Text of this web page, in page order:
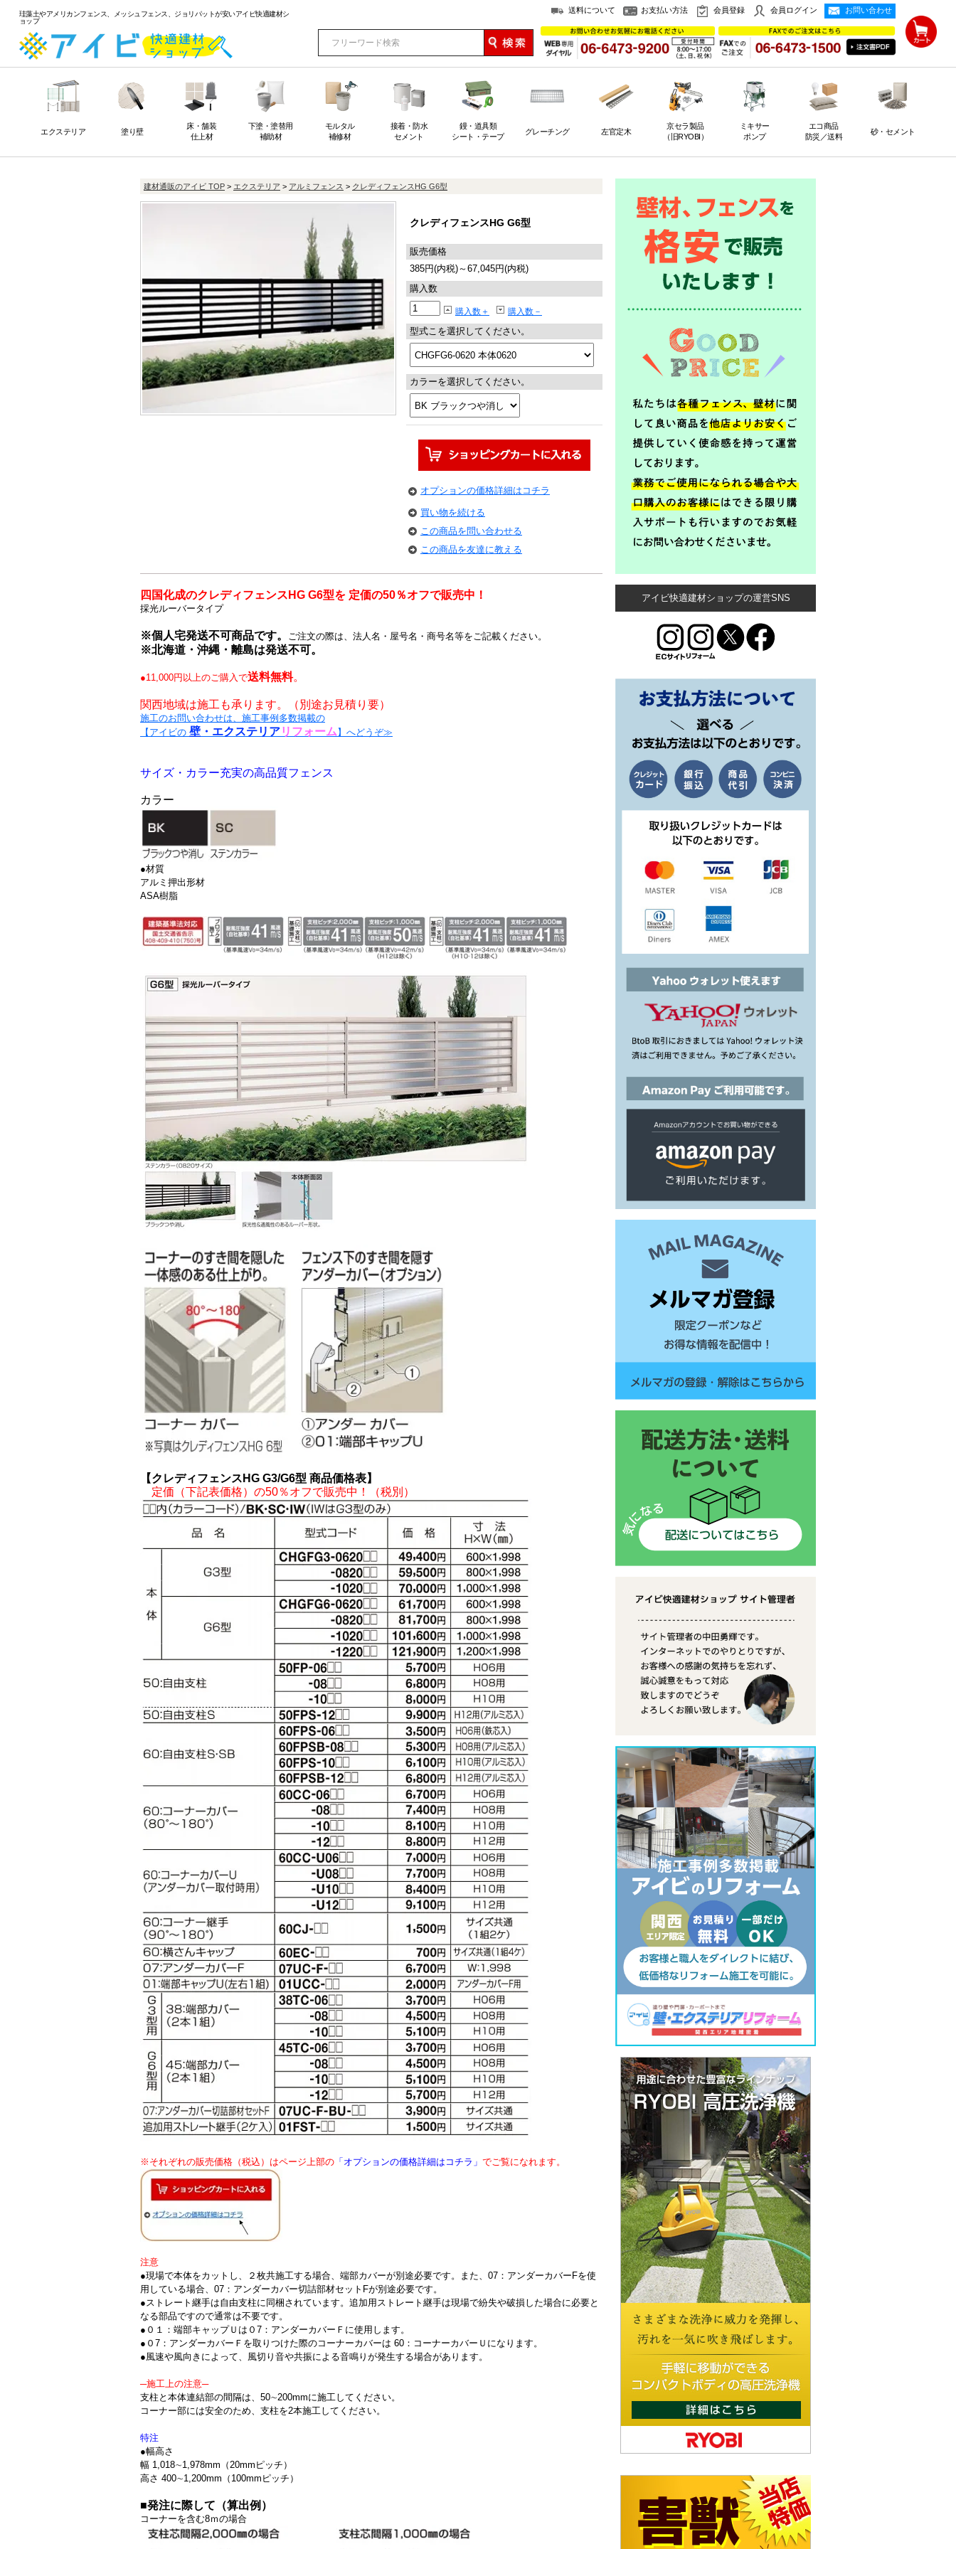
珪藻土やアメリカンフェンス、メッシュフェンス、ジョリパットが安いアイビ快適建材シ
ョップ
送料について お支払い方法 会員登録 会員ログイン お問い合わせ
エクステリア 塗り壁
床・舗装
仕上材
下塗・塗替用
補助材
モルタル
補修材
接着・防水
セメント
鏝・道具類
シート・テープ
グレーチング 左官定木
京セラ製品
（旧RYOBI）
ミキサー
ポンプ
エコ商品
防災／送料
砂・セメント
アイビ快適建材ショップの運営SNS
建材通販のアイビ TOP > エクステリア > アルミフェンス > クレディフェンスHG G6型
クレディフェンスHG G6型
販売価格
385円(内税)～67,045円(内税)
購入数
購入数＋ 購入数－
型式こを選択してください。
カラーを選択してください。
オプションの価格詳細はコチラ
買い物を続ける
この商品を問い合わせる
この商品を友達に教える
四国化成のクレディフェンスHG G6型を 定価の50％オフで販売中！
採光ルーバータイプ
※個人宅発送不可商品です。 ご注文の際は、法人名・屋号名・商号名等をご記載ください。
※北海道・沖縄・離島は発送不可。
●11,000円以上のご購入で送料無料。
関西地域は施工も承ります。（別途お見積り要）
施工のお問い合わせは、施工事例多数掲載の
【アイビの 壁・エクステリアリフォーム 】へどうぞ≫
サイズ・カラー充実の高品質フェンス
カラー
●材質
アルミ押出形材
ASA樹脂
【クレディフェンスHG G3/G6型 商品価格表】
定価（下記表価格）の50％オフで販売中！（税別）
※それぞれの販売価格（税込）はページ上部の 「オプションの価格詳細はコチラ」 でご覧になれます。
注意
●現場で本体をカットし、２枚共施工する場合、端部カバーが別途必要です。また、07：アンダーカバーFを使
用している場合、07：アンダーカバー切詰部材セットFが別途必要です。
●ストレート継手は自由支柱に同梱されています。追加用ストレート継手は現場で紛失や破損した場合に必要と
なる部品ですので通常は不要です。
●０１：端部キャップＵは０7：アンダーカバーＦに使用します。
●０7：アンダーカバーＦを取りつけた際のコーナーカバーは 60：コーナーカバーＵになります。
●風速や風向きによって、風切り音や共振による音鳴りが発生する場合があります。
─施工上の注意─
支柱と本体連結部の間隔は、50∼200mmに施工してください。
コーナー部には安全のため、支柱を2本施工してください。
特注
●幅高さ
幅 1,018∼1,978mm（20mmピッチ）
高さ 400∼1,200mm（100mmピッチ）
■発注に際して（算出例）
コーナーを含む8ｍの場合